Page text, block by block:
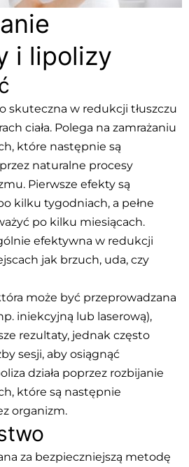
i lipolizy
skuteczna w redukcji tłuszczu
ciała. Polega na zamrażaniu
które następnie są
naturalne procesy
Pierwsze efekty są
kilku tygodniach, a pełne
po kilku miesiącach.
efektywna w redukcji
jak brzuch, uda, czy
może być przeprowadzana
iniekcyjną lub laserową),
rezultaty, jednak często
sesji, aby osiągnąć
działa poprzez rozbijanie
które są następnie
organizm.
za bezpieczniejszą metodę